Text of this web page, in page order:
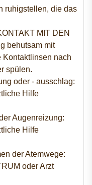
ruhigstellen, die das
MIT DEN
behutsam mit
Kontaktlinsen nach
spülen.
oder - ausschlag:
Hilfe
Augenreizung:
Hilfe
der Atemwege:
oder Arzt